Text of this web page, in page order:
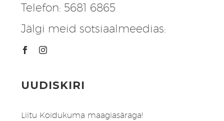
Telefon: 5681 6865
Jälgi meid sotsiaalmeedias:
UUDISKIRI
Liitu Koidukuma maagiasäraga!